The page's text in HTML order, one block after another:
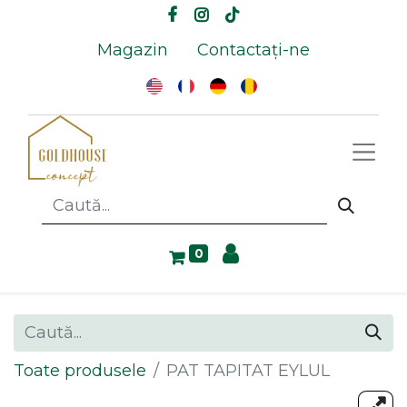
Magazin Contactați-ne
0
Toate produsele PAT TAPITAT EYLUL